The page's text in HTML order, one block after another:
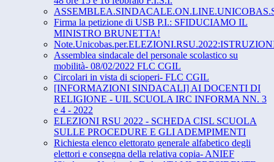
Firma la petizione di USB P.I.: SFIDUCIAMO IL
MINISTRO BRUNETTA!
Assemblea sindacale del personale scolastico su
mobilità- 08/02/2022 FLC CGIL
Circolari in vista di scioperi- FLC CGIL
[INFORMAZIONI SINDACALI] AI DOCENTI DI
RELIGIONE - UIL SCUOLA IRC INFORMA NN. 3
e 4 - 2022
ELEZIONI RSU 2022 - SCHEDA CISL SCUOLA
SULLE PROCEDURE E GLI ADEMPIMENTI
Richiesta elenco elettorato generale alfabetico degli
elettori e consegna della relativa copia- ANIEF